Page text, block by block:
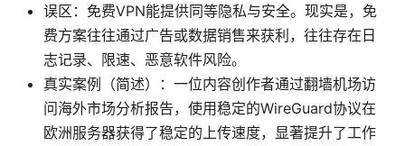
误区：免费VPN能提供同等隐私与安全。现实是，免
费方案往往通过广告或数据销售来获利，往往存在日
志记录、限速、恶意软件风险。
真实案例（简述）：一位内容创作者通过翻墙机场访
问海外市场分析报告，使用稳定的WireGuard协议在
欧洲服务器获得了稳定的上传速度，显著提升了工作